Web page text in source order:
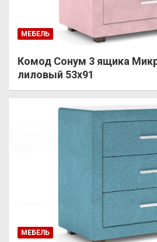
МЕБЕЛЬ
Комод Сонум 3 ящика
лиловый 53х91
МЕБЕЛЬ